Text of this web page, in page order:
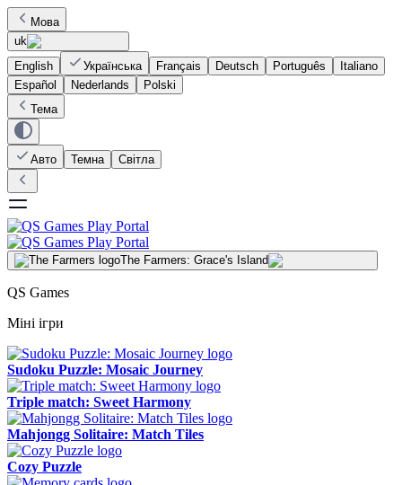
Мова
uk
English
Українська Français Deutsch Português
Italiano
Español
Nederlands
Polski
Тема
Авто Темна Світла
The Farmers: Grace's Island
QS Games
Міні ігри
Sudoku Puzzle: Mosaic Journey
Triple match: Sweet Harmony
Mahjongg Solitaire: Match Tiles
Cozy Puzzle